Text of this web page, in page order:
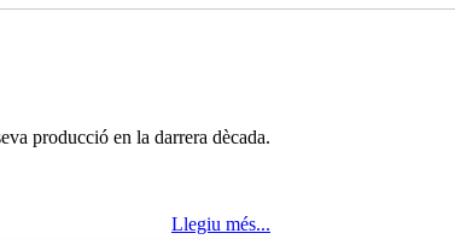
producció en la darrera dècada.
Llegiu més...